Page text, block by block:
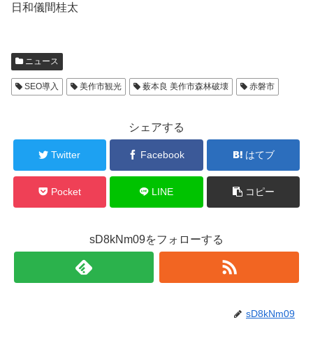
日和儀間桂太
ニュース
SEO導入 美作市観光 薮本良 美作市森林破壊 赤磐市
シェアする
Twitter Facebook はてブ
Pocket LINE コピー
sD8kNm09をフォローする
sD8kNm09